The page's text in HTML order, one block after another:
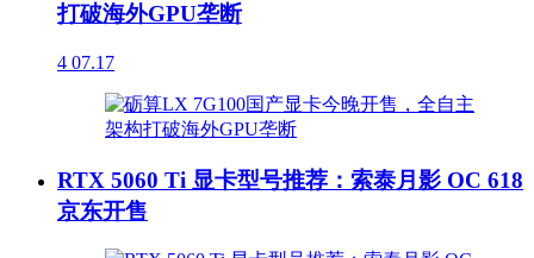
打破海外GPU垄断
4 07.17
RTX 5060 Ti 显卡型号推荐：索泰月影 OC 618
京东开售